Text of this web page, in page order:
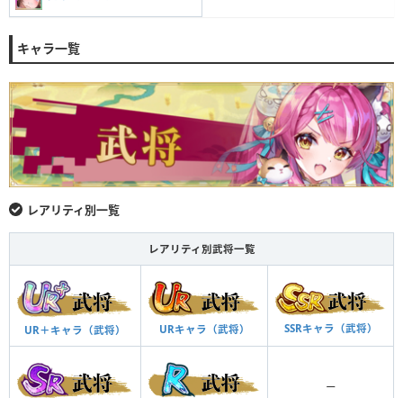
キャラ一覧
レアリティ別一覧
レアリティ別武将一覧
UR＋キャラ（武将） URキャラ（武将） SSRキャラ（武将）
ー